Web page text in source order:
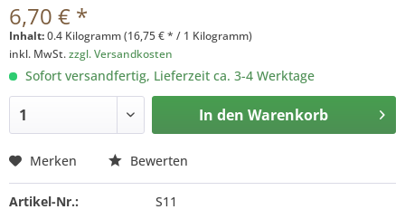
6,70 € *
Inhalt:0.4 Kilogramm (16,75 € * / 1 Kilogramm)
inkl. MwSt.zzgl. Versandkosten
Sofort versandfertig, Lieferzeit ca. 3-4 Werktage
In den Warenkorb
Merken Bewerten
Artikel-Nr.: S11